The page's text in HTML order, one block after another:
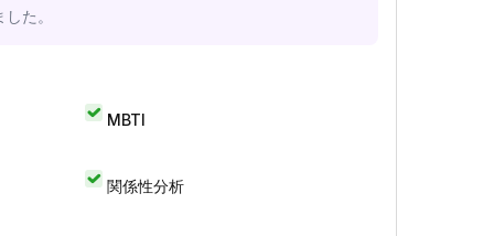
た。
MBTI
関係性分析